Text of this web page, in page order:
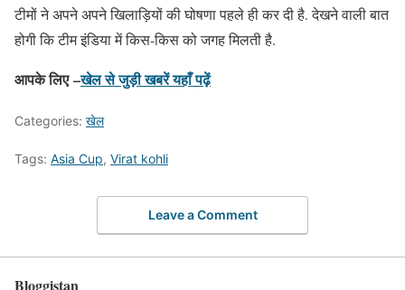
टीमों ने अपने अपने खिलाड़ियों की घोषणा पहले ही कर दी है. देखने वाली बात
होगी कि टीम इंडिया में किस-किस को जगह मिलती है.
आपके लिए –खेल से जुड़ी खबरें यहाँ पढ़ें
Categories: खेल
Tags: Asia Cup, Virat kohli
Leave a Comment
Bloggistan